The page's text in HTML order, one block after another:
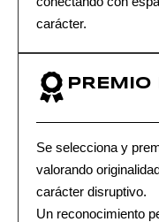
carácter.
PREMIO
Se selecciona y
valorando
carácter disruptivo.
Un reconocimiento